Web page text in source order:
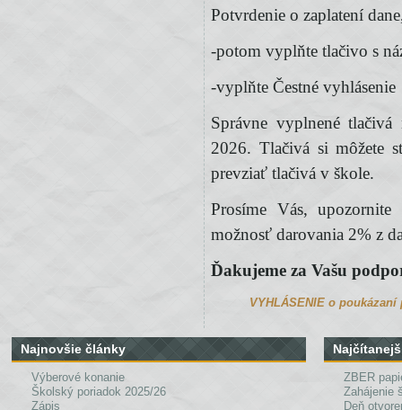
Potvrdenie o zaplatení
-potom vyplňte tlačivo s
-vyplňte Čestné vyhlásenie
Správne vyplnené
2026. Tlačivá si môžete
prevziať tlačivá v škole.
Prosíme Vás,
možnosť darovania 2% z
Ďakujeme za Vašu
VYHLÁSENIE o
Najnovšie články
Výberové konanie
Školský poriadok 2025/26
Zápis
ZBER
Zahájenie
Deň